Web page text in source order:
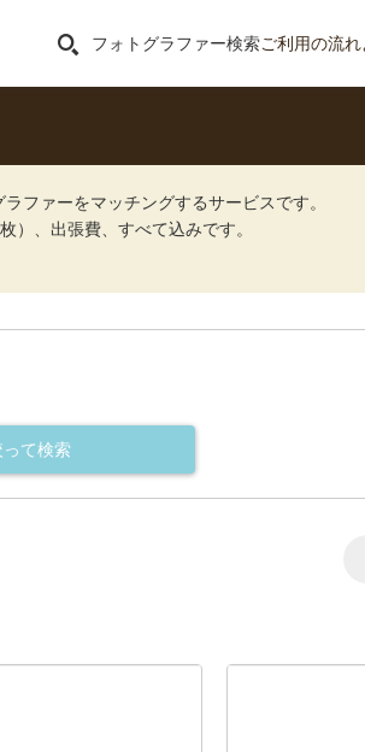
フォトグラファー検索ご利用の流れ
ファーをマッチングするサービスです。
）、出張費、すべて込みです。
て検索